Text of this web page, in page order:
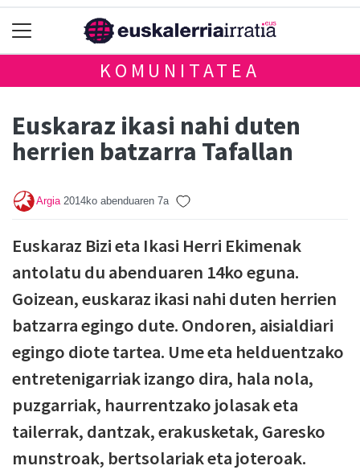
KOMUNITATEA
Euskaraz ikasi nahi duten
herrien batzarra Tafallan
Argia 2014ko abenduaren 7a
Euskaraz Bizi eta Ikasi Herri Ekimenak
antolatu du abenduaren 14ko eguna.
Goizean, euskaraz ikasi nahi duten herrien
batzarra egingo dute. Ondoren, aisialdiari
egingo diote tartea. Ume eta helduentzako
entretenigarriak izango dira, hala nola,
puzgarriak, haurrentzako jolasak eta
tailerrak, dantzak, erakusketak, Garesko
munstroak, bertsolariak eta joteroak.